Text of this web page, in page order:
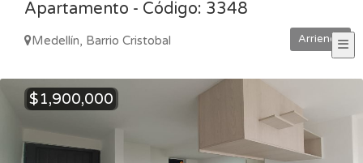
Arriendo
$1,900,000
Apartamento - Código: 3348
Medellín, Barrio Cristobal